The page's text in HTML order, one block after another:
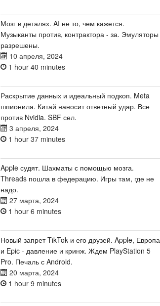
Мозг в деталях. AI не то, чем кажется.
Музыканты против, контрактора - за. Эмуляторы
разрешены.
10 апреля, 2024
1 hour 40 minutes
Раскрытие данных и идеальный подкоп. Meta
шпионила. Китай наносит ответный удар. Все
против Nvidia. SBF сел.
3 апреля, 2024
1 hour 37 minutes
Apple судят. Шахматы с помощью мозга.
Threads пошла в федерацию. Игры там, где не
надо.
27 марта, 2024
1 hour 6 minutes
Новый запрет TikTok и его друзей. Apple, Европа
и Epic - давление и кринж. Ждем PlayStation 5
Pro. Печаль с Android.
20 марта, 2024
1 hour 9 minutes